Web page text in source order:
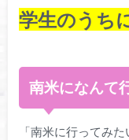
学生のうち
南米になんて
「南米に行ってみ